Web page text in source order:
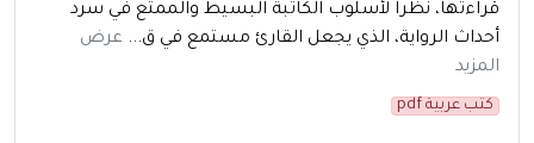
قراءتها، نظراً لأسلوب الكاتبة البسيط والممتع في سرد
أحداث الرواية، الذي يجعل القارئ مستمع في ق... عرض
المزيد
كتب عربية pdf